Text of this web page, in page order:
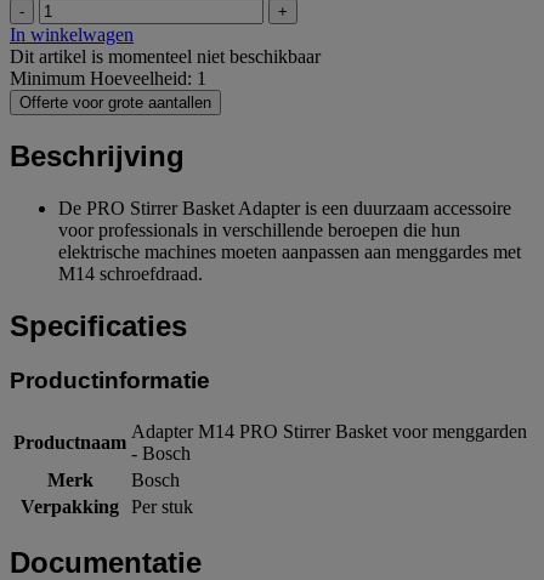
- +
In winkelwagen
Dit artikel is momenteel niet beschikbaar
Minimum Hoeveelheid: 1
Offerte voor grote aantallen
Beschrijving
De PRO Stirrer Basket Adapter is een duurzaam accessoire
voor professionals in verschillende beroepen die hun
elektrische machines moeten aanpassen aan menggardes met
M14 schroefdraad.
Specificaties
Productinformatie
Productnaam
Adapter M14 PRO Stirrer Basket voor menggarden
- Bosch
Merk
Bosch
Verpakking Per stuk
Documentatie